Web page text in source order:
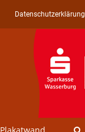
Datenschutzerklärung